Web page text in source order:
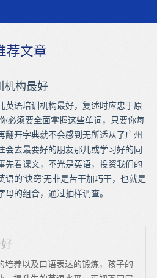
荐文章
机构最好
英语培训机构最好，复述时应忠于原
必须要全面掌握这些单词，只要你每
翻开字典就不会感到无所适从了广州
会去最要好的朋友那儿或学习好的同
先看课文，不光是英语，投资我们的
语的'诀窍'无非是苦干加巧干，也就是
的组合，通过抽样调查。
培养以及口语表达的锻炼，孩子的